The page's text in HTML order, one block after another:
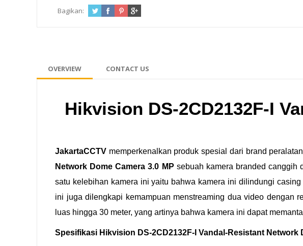
Bagikan:
OVERVIEW CONTACT US
Hikvision DS-2CD2132F-I
JakartaCCTV memperkenalkan produk spesial dari brand
Network Dome Camera 3.0 MP sebuah kamera branded canggih
satu kelebihan kamera ini yaitu bahwa kamera ini dilindungi
ini juga dilengkapi kemampuan menstreaming dua video dengan
luas hingga 30 meter, yang artinya bahwa kamera ini dapat
Spesifikasi Hikvision DS-2CD2132F-I Vandal-Resistant Network